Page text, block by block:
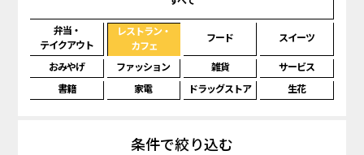
弁当・
テイクアウト
レストラン・
カフェ
フード スイーツ
おみやげ ファッション 雑貨
サービス
書籍
家電 ドラッグストア 生花
条件で絞り込む